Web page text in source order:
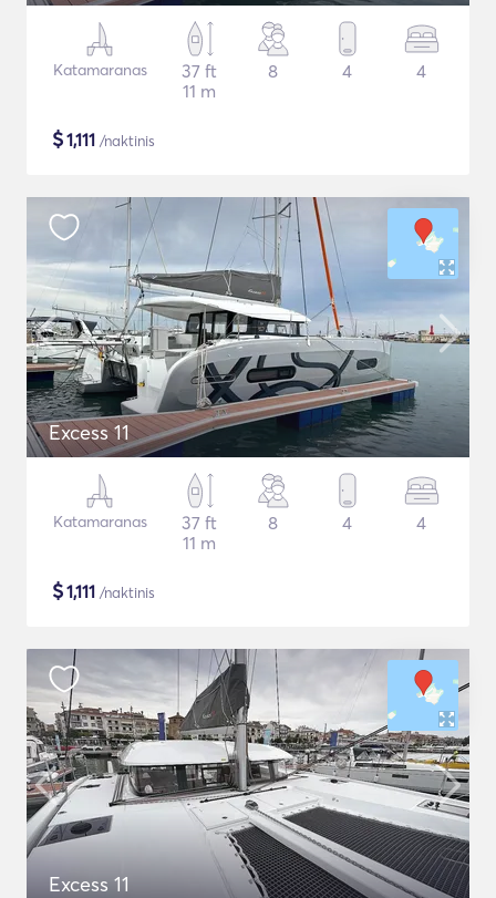
Katamaranas
37 ft
11 m
8 4 4
$1,111 /naktinis
Excess 11
Katamaranas
37 ft
11 m
8 4 4
$1,111 /naktinis
Excess 11